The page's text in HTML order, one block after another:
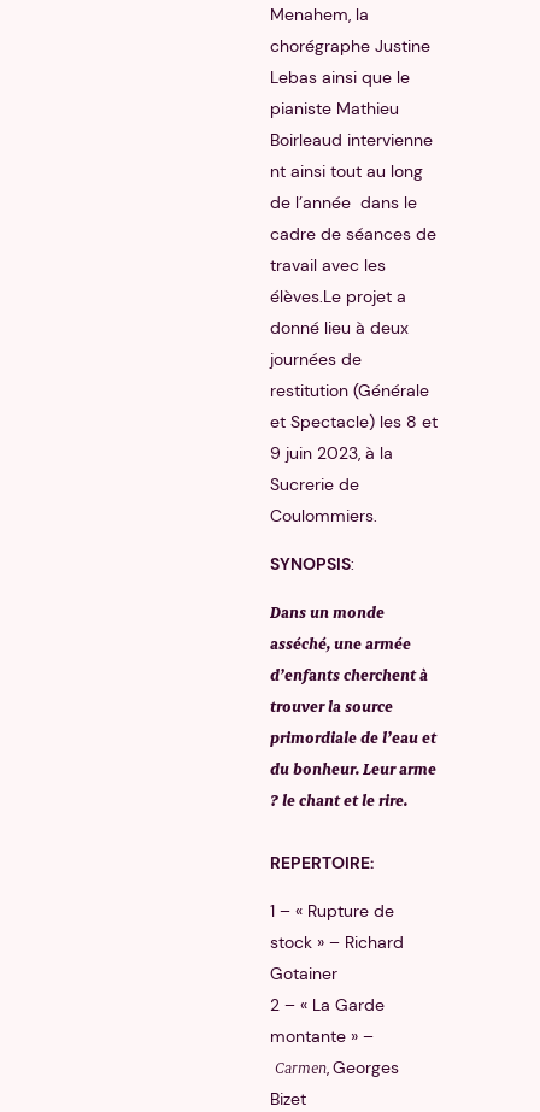
Menahem, la
chorégraphe Justine
Lebas ainsi que le
pianiste Mathieu
Boirleaud intervienne
nt ainsi tout au long
de l’année dans le
cadre de séances de
travail avec les
élèves.Le projet a
donné lieu à deux
journées de
restitution (Générale
et Spectacle) les 8 et
9 juin 2023, à la
Sucrerie de
Coulommiers.
SYNOPSIS:
Dans un monde
asséché, une armée
d’enfants cherchent à
trouver la source
primordiale de l’eau et
du bonheur. Leur arme
? le chant et le rire.
REPERTOIRE:
1 – « Rupture de
stock » – Richard
Gotainer
2 – « La Garde
montante » –
Carmen,Georges
Bizet